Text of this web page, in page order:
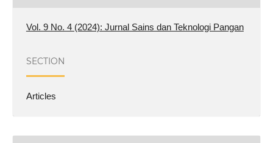
Vol. 9 No. 4 (2024): Jurnal Sains dan Teknologi Pangan
SECTION
Articles